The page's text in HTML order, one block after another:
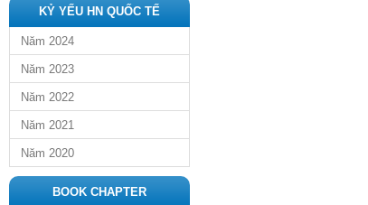
KỶ YẾU HN QUỐC TẾ
Năm 2024
Năm 2023
Năm 2022
Năm 2021
Năm 2020
BOOK CHAPTER